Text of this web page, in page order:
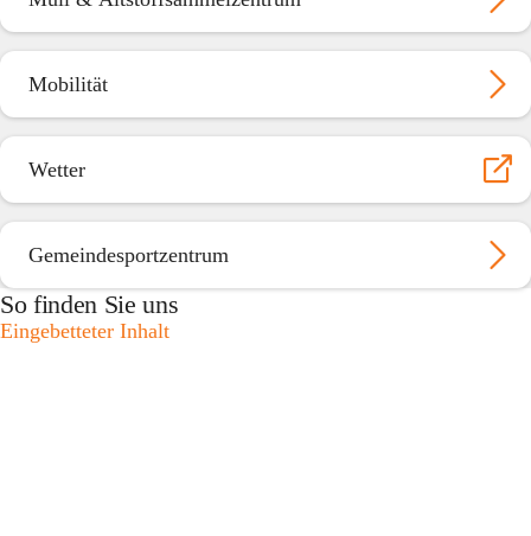
Mobilität
Wetter
Gemeindesportzentrum
So finden Sie uns
Eingebetteter Inhalt